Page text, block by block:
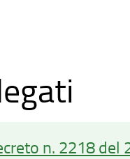
n. 2218 del